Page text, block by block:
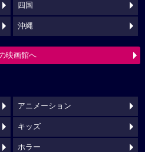
四国
沖縄
映画館へ
アニメーション
キッズ
ホラー